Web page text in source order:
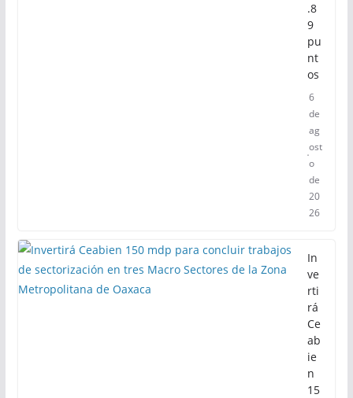
.8
9
pu
nt
os
6
de
ag
ost
o
de
20
26
In
ve
rti
rá
Ce
ab
ie
n
15